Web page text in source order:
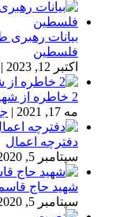
بیانات
فلسطین
اکتبر 12, 2023
|
2 خاطره از شهید مهدی زین الدین
مه 17, 2021
|
دفترچه اعمال
سپتامبر 5, 2020
شهید حاج
سپتامبر 5, 2020